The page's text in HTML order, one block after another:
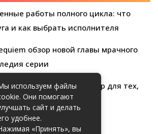
работы полного цикла: что
и как выбрать исполнителя
обзор новой главы мрачного
серии
кастомизацией обзор игр для тех,
выбора
продуктивности
используем файлы
Они помогают
сайт и делать
удобнее.
«Принять», вы